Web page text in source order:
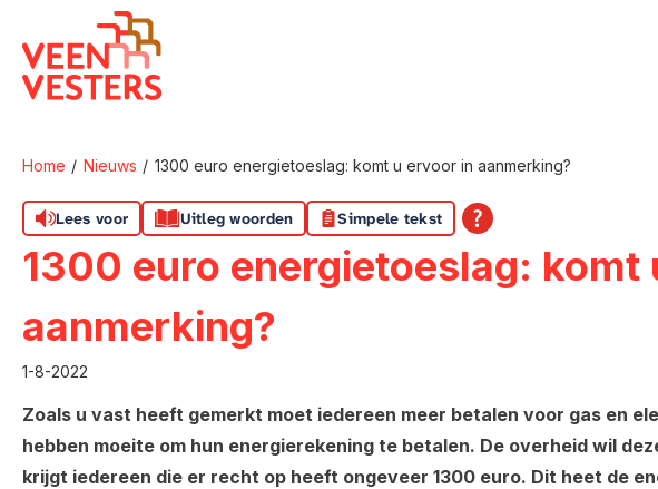
Naar hoofdinhoud
Naar hoofdnavigatiemenu
Naar zoeken
Naar de homepage
Home Nieuws 1300 euro energietoeslag: komt u ervoor in aanmerking?
Lees voor Uitleg woorden Simpele tekst
1300 euro energietoeslag: komt
aanmerking?
1-8-2022
Zoals u vast heeft gemerkt moet iedereen meer betalen voor gas en
hebben moeite om hun energierekening te betalen. De overheid wil
krijgt iedereen die er recht op heeft ongeveer 1300 euro. Dit heet de